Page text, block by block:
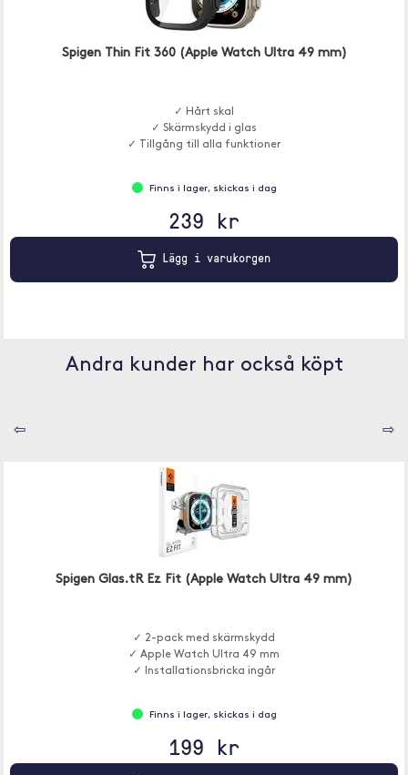
Spigen Thin Fit 360 (Apple Watch Ultra 49 mm)
✓ Hårt skal
✓ Skärmskydd i glas
✓ Tillgång till alla funktioner
Finns i lager, skickas i dag
239 kr
Lägg i varukorgen
Andra kunder har också köpt
⇦ ⇨
Spigen Glas.tR Ez Fit (Apple Watch Ultra 49 mm)
✓ 2-pack med skärmskydd
✓ Apple Watch Ultra 49 mm
✓ Installationsbricka ingår
Finns i lager, skickas i dag
199 kr